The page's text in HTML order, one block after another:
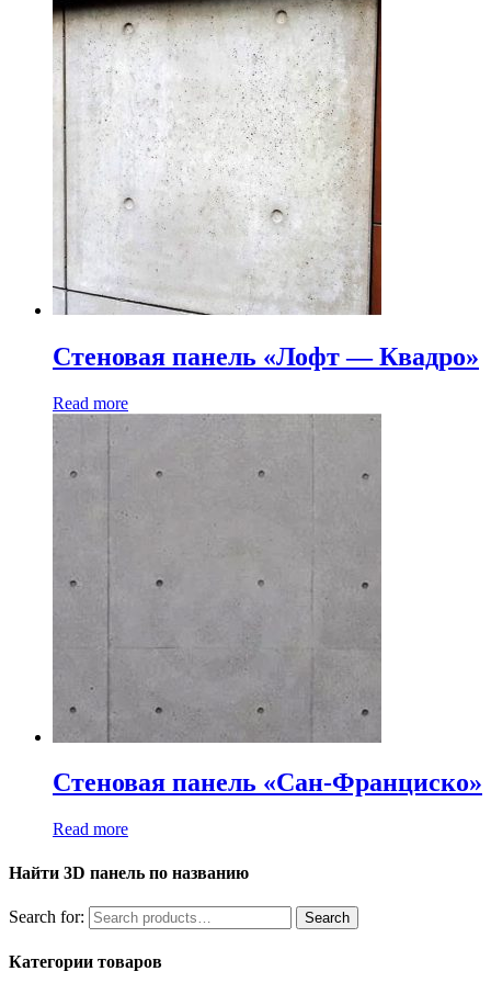
Стеновая панель «Лофт — Квадро»
Read more
Стеновая панель «Сан-Франциско»
Read more
Найти 3D панель по названию
Search for: Search
Категории товаров